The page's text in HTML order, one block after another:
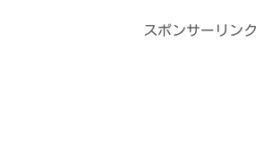
スポンサーリンク